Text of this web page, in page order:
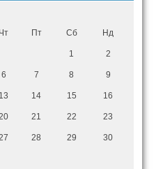
Чт Пт Сб Нд
1 2
6 7 8 9
13 14 15 16
21 22 23
28 29 30